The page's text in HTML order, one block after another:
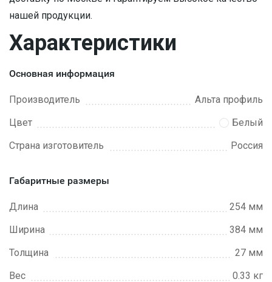
нашей продукции.
Характеристики
Основная информация
Производитель
Альта профиль
Цвет
Белый
Страна изготовитель
Россия
Габаритные размеры
Длина
254 мм
Ширина
384 мм
Толщина
27 мм
Вес
0.33 кг